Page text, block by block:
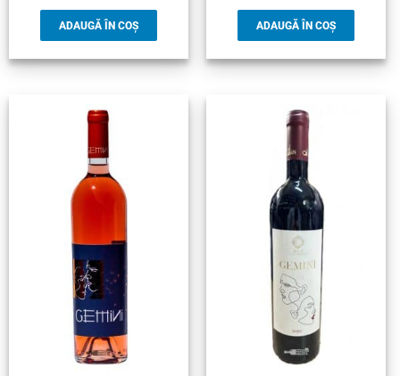
ADAUGĂ ÎN COȘ ADAUGĂ ÎN COȘ